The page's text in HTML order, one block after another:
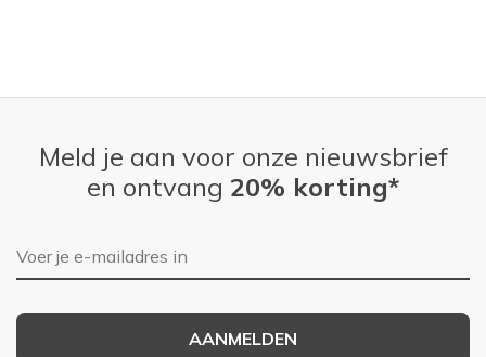
Meld je aan voor onze nieuwsbrief
en ontvang 20% korting*
E-mailadres
AANMELDEN